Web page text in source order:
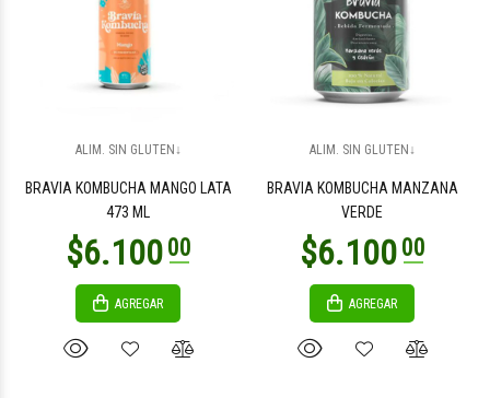
ALIM. SIN GLUTEN↓
BRAVIA KOMBUCHA MANGO LATA
473 ML
AGREGAR
ALIM. SIN GLUTEN↓
BRAVIA KOMBUCHA MANZANA
VERDE
AGREGAR